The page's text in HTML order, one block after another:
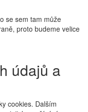
se sem tam může
proto budeme velice
údajů a
cookies. Dalším